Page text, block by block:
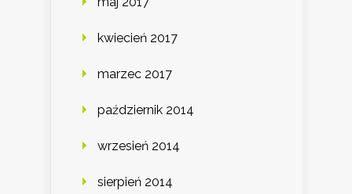
kwiecień 2017
marzec 2017
październik 2014
wrzesień 2014
sierpień 2014